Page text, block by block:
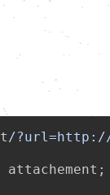
/?url=http:/
attachement;